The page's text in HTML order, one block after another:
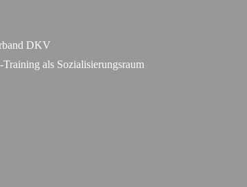
DKV
als Sozialisierungsraum